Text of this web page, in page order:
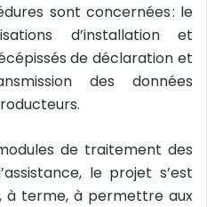
sont concernées : le
d’installation et
de déclaration et
des données
de traitement des
le projet s’est
à terme, à permettre aux